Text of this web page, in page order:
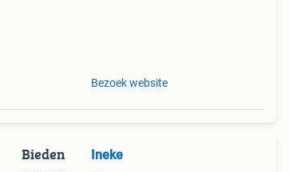
Bezoek website
Bieden Ineke